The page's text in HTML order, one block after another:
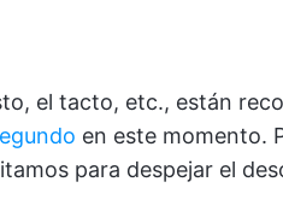
el tacto, etc., están
en este momento.
para despejar el